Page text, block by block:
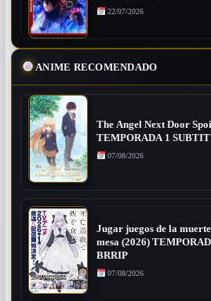
22/07/2026
ANIME RECOMENDADO
The Angel Next Door
TEMPORADA 1
07/08/2026
Jugar juegos de la
mesa (2026)
BRRIP
07/08/2026